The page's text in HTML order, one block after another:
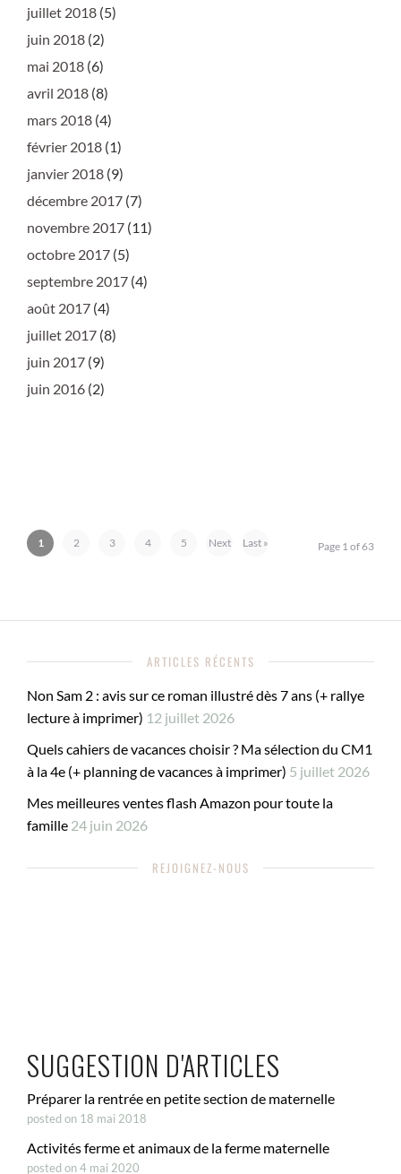
juillet 2018 (5)
juin 2018 (2)
mai 2018 (6)
avril 2018 (8)
mars 2018 (4)
février 2018 (1)
janvier 2018 (9)
décembre 2017 (7)
novembre 2017 (11)
octobre 2017 (5)
septembre 2017 (4)
août 2017 (4)
juillet 2017 (8)
juin 2017 (9)
juin 2016 (2)
1 2 3 4 5
Next
Last » Page 1 of 63
ARTICLES RÉCENTS
Non Sam 2 : avis sur ce roman illustré dès 7 ans (+ rallye
lecture à imprimer) 12 juillet 2026
Quels cahiers de vacances choisir ? Ma sélection du CM1
à la 4e (+ planning de vacances à imprimer) 5 juillet 2026
Mes meilleures ventes flash Amazon pour toute la
famille 24 juin 2026
REJOIGNEZ-NOUS
SUGGESTION D'ARTICLES
Préparer la rentrée en petite section de maternelle
posted on 18 mai 2018
Activités ferme et animaux de la ferme maternelle
posted on 4 mai 2020